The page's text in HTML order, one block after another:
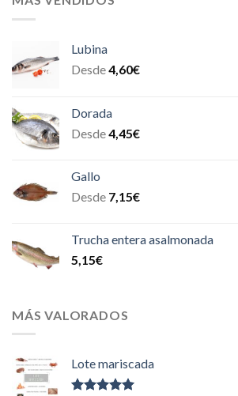
Lubina
Desde4,60€
Dorada
Desde4,45€
Gallo
Desde 7,15€
Trucha entera asalmonada
5,15€
MÁS VALORADOS
Lote mariscada